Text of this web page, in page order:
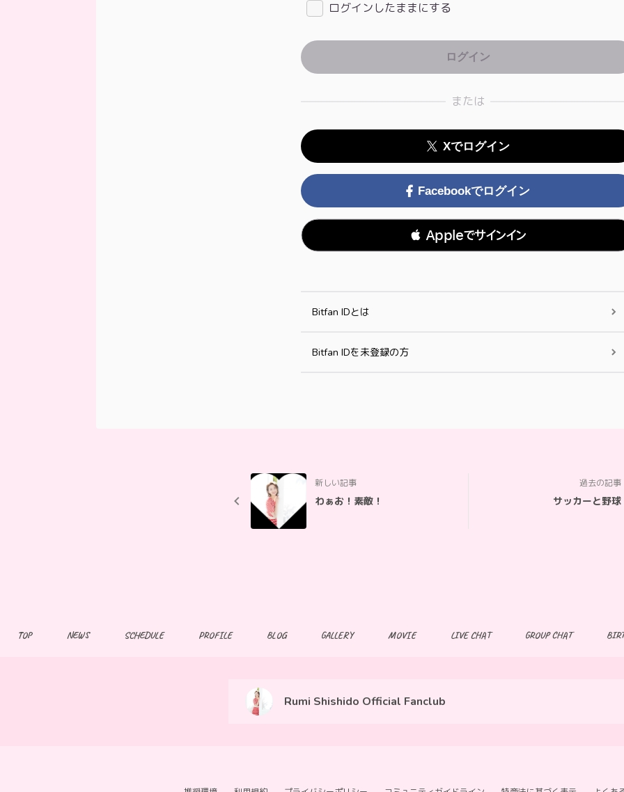
ログインしたままにする
または
Xでログイン
Facebookでログイン
 Appleでサインイン
Bitfan IDとは
Bitfan IDを未登録の方
新しい記事
わぁお！素敵！
過去の記事
サッカーと野球
TOP NEWS SCHEDULE PROFILE BLOG GALLERY MOVIE LIVE CHAT GROUP CHAT
Rumi Shishido Official Fanclub